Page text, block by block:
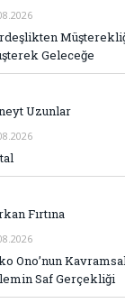
Geleceğe
Uzunlar
Fırtına
Ono’nun
Saf Gerçekliği